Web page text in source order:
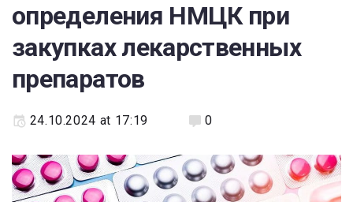
определения НМЦК при
закупках лекарственных
препаратов
24.10.2024 at 17:19 0